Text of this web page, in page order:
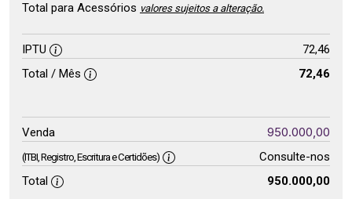
Total para Acessórios valores sujeitos a alteração.
IPTU
72,46
Total / Mês
72,46
Venda 950.000,00
(ITBI, Registro, Escritura e Certidões)
Consulte-nos
Total
950.000,00